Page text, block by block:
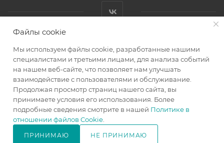
Интернет магазин мебели в Санкт-Петербурге © 2000-2026
г.
Файлы cookie
Мы используем файлы cookie, разработанные нашими
специалистами и третьими лицами, для анализа событий
на нашем веб-сайте, что позволяет нам улучшать
взаимодействие с пользователями и обслуживание.
Продолжая просмотр страниц нашего сайта, вы
принимаете условия его использования. Более
подробные сведения смотрите в нашей Политике в
отношении файлов Cookie
ПРИНИМАЮ НЕ ПРИНИМАЮ